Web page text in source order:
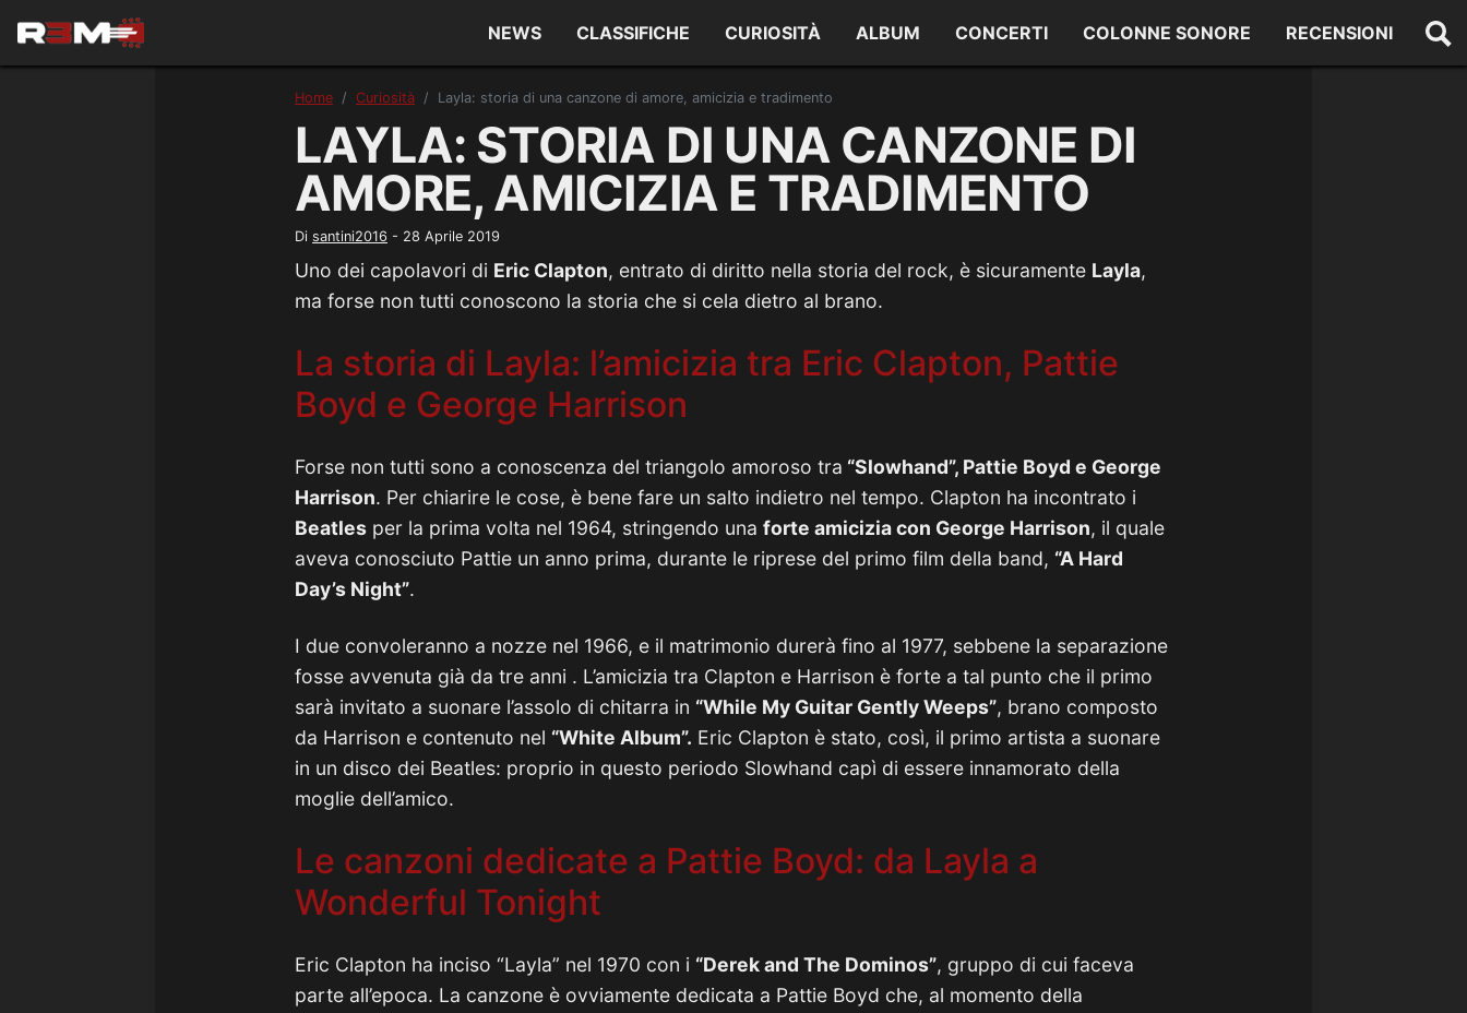
NEWS CLASSIFICHE CURIOSITÀ ALBUM CONCERTI COLONNE SONORE RECENSIONI
Home Curiosità Layla: storia di una canzone di amore, amicizia e tradimento
LAYLA: STORIA DI UNA CANZONE DI
AMORE, AMICIZIA E TRADIMENTO
Di santini2016 - 28 Aprile 2019
Uno dei capolavori di Eric Clapton, entrato di diritto nella storia del rock, è sicuramente Layla,
ma forse non tutti conoscono la storia che si cela dietro al brano.
La storia di Layla: l’amicizia tra Eric Clapton, Pattie
Boyd e George Harrison
Forse non tutti sono a conoscenza del triangolo amoroso tra “Slowhand”, Pattie Boyd e George
Harrison. Per chiarire le cose, è bene fare un salto indietro nel tempo. Clapton ha incontrato i
Beatles per la prima volta nel 1964, stringendo una forte amicizia con George Harrison, il quale
aveva conosciuto Pattie un anno prima, durante le riprese del primo film della band, “A Hard
Day’s Night”.
I due convoleranno a nozze nel 1966, e il matrimonio durerà fino al 1977, sebbene la separazione
fosse avvenuta già da tre anni . L’amicizia tra Clapton e Harrison è forte a tal punto che il primo
sarà invitato a suonare l’assolo di chitarra in “While My Guitar Gently Weeps”, brano composto
da Harrison e contenuto nel “White Album”. Eric Clapton è stato, così, il primo artista a suonare
in un disco dei Beatles: proprio in questo periodo Slowhand capì di essere innamorato della
moglie dell’amico.
Le canzoni dedicate a Pattie Boyd: da Layla a
Wonderful Tonight
Eric Clapton ha inciso “Layla” nel 1970 con i “Derek and The Dominos”, gruppo di cui faceva
parte all’epoca. La canzone è ovviamente dedicata a Pattie Boyd che, al momento della